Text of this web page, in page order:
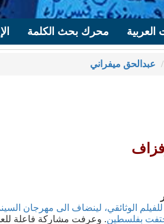
محرك بحث الكلمة
عبدالحق ميفراني
الوثائقي، لينضاف الى مهرجان
بفلسطين. وعرفت مشاركة فاعلة